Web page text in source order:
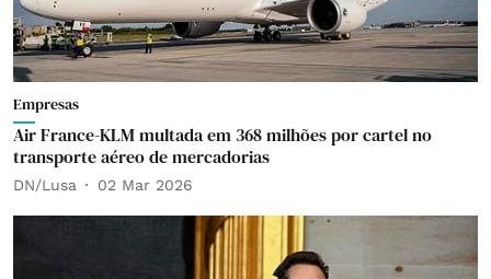
Empresas
Air France-KLM multada em 368 milhões por cartel no
transporte aéreo de mercadorias
DN/Lusa 02 Mar 2026